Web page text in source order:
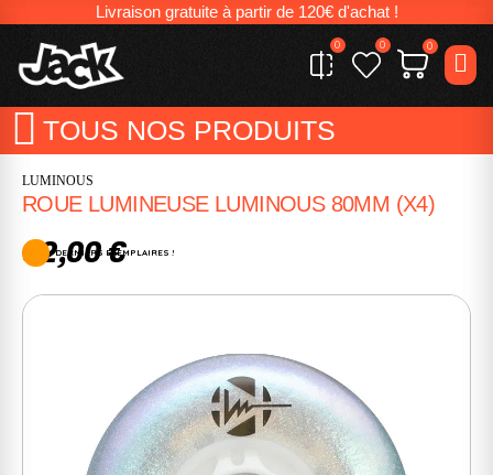
Livraison gratuite à partir de 120€ d'achat !
0 0 0
TOUS NOS PRODUITS
LUMINOUS
ROUE LUMINEUSE LUMINOUS 80MM (X4)
32,00 €
DERNIERS EXEMPLAIRES !